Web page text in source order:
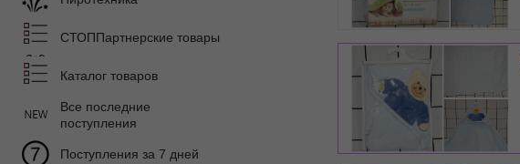
СТОППартнерские товары
Каталог товаров
Все последние
поступления
Поступления за 7 дней